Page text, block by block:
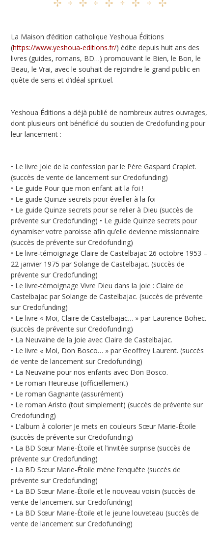
La Maison d’édition catholique Yeshoua Éditions
(https://www.yeshoua-editions.fr/) édite depuis huit ans des
livres (guides, romans, BD…) promouvant le Bien, le Bon, le
Beau, le Vrai, avec le souhait de rejoindre le grand public en
quête de sens et d’idéal spirituel.
Yeshoua Éditions a déjà publié de nombreux autres ouvrages,
dont plusieurs ont bénéficié du soutien de Credofunding pour
leur lancement :
• Le livre Joie de la confession par le Père Gaspard Craplet.
(succès de vente de lancement sur Credofunding)
• Le guide Pour que mon enfant ait la foi !
• Le guide Quinze secrets pour éveiller à la foi
• Le guide Quinze secrets pour se relier à Dieu (succès de
prévente sur Credofunding) • Le guide Quinze secrets pour
dynamiser votre paroisse afin qu’elle devienne missionnaire
(succès de prévente sur Credofunding)
• Le livre-témoignage Claire de Castelbajac 26 octobre 1953 –
22 janvier 1975 par Solange de Castelbajac. (succès de
prévente sur Credofunding)
• Le livre-témoignage Vivre Dieu dans la joie : Claire de
Castelbajac par Solange de Castelbajac. (succès de prévente
sur Credofunding)
• Le livre « Moi, Claire de Castelbajac… » par Laurence Bohec.
(succès de prévente sur Credofunding)
• La Neuvaine de la Joie avec Claire de Castelbajac.
• Le livre « Moi, Don Bosco… » par Geoffrey Laurent. (succès
de vente de lancement sur Credofunding)
• La Neuvaine pour nos enfants avec Don Bosco.
• Le roman Heureuse (officiellement)
• Le roman Gagnante (assurément)
• Le roman Aristo (tout simplement) (succès de prévente sur
Credofunding)
• L’album à colorier Je mets en couleurs Sœur Marie-Étoile
(succès de prévente sur Credofunding)
• La BD Sœur Marie-Étoile et l’invitée surprise (succès de
prévente sur Credofunding)
• La BD Sœur Marie-Étoile mène l’enquête (succès de
prévente sur Credofunding)
• La BD Sœur Marie-Étoile et le nouveau voisin (succès de
vente de lancement sur Credofunding)
• La BD Sœur Marie-Étoile et le jeune louveteau (succès de
vente de lancement sur Credofunding)